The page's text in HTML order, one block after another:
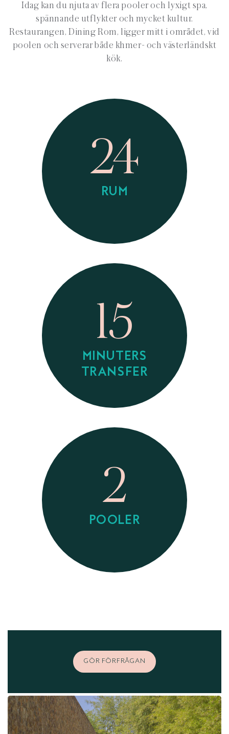
Idag kan du njuta av flera pooler och lyxigt spa,
spännande utflykter och mycket kultur.
Restaurangen, Dining Rom, ligger mitt i området, vid
poolen och serverar både khmer- och västerländskt
kök.
24
RUM
15
MINUTERS
TRANSFER
2
POOLER
GÖR FÖRFRÅGAN